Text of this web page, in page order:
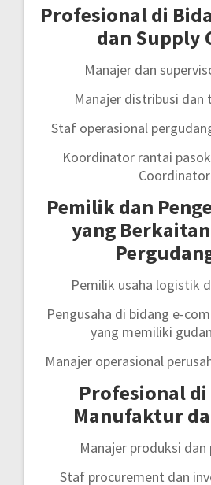
Profesional di
dan Supply
Manajer dan
Manajer distribusi dan
Staf operasional
Koordinator rantai pasok
Pemilik dan
yang
Pemilik usaha logistik
Pengusaha di bidang e-
yang memiliki
Manajer operasional
Profesional di
Manufaktur
Manajer produksi dan
Staf procurement dan